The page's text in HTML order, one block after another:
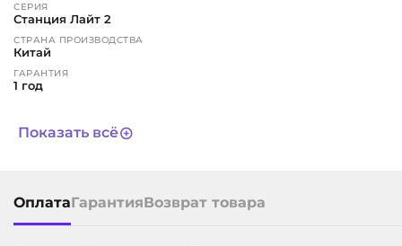
СЕРИЯ
Станция Лайт 2
СТРАНА ПРОИЗВОДСТВА
Китай
ГАРАНТИЯ
1 год
АРТИКУЛ
Показать всё
ОплатаГарантияВозврат товара